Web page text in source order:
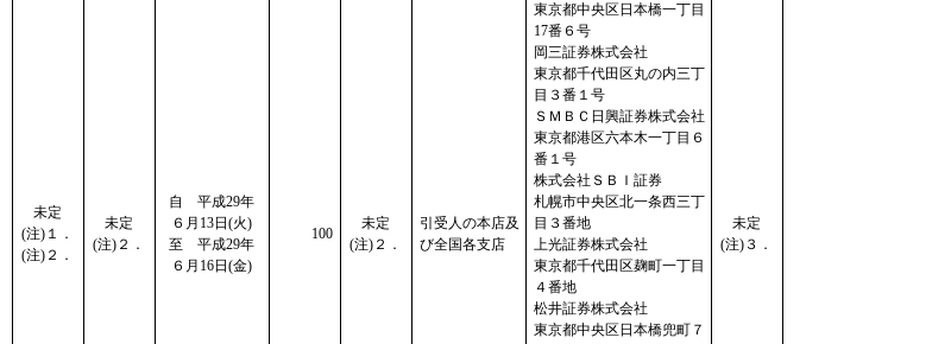
未定
(注)１．
(注)２．
未定
(注)２．
自 平成29年
６月13日(火)
至 平成29年
６月16日(金)
100
未定
(注)２．
引受人の本店及
び全国各支店
東京都中央区日本橋一丁目
17番６号
岡三証券株式会社
東京都千代田区丸の内三丁
目３番１号
ＳＭＢＣ日興証券株式会社
東京都港区六本木一丁目６
番１号
株式会社ＳＢＩ証券
札幌市中央区北一条西三丁
目３番地
上光証券株式会社
東京都千代田区麹町一丁目
４番地
松井証券株式会社
東京都中央区日本橋兜町７
未定
(注)３．